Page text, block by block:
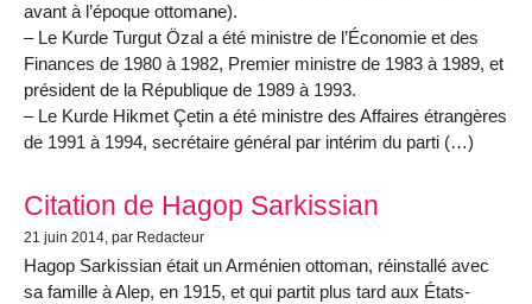
avant à l’époque ottomane).
– Le Kurde Turgut Özal a été ministre de l’Économie et des
Finances de 1980 à 1982, Premier ministre de 1983 à 1989, et
président de la République de 1989 à 1993.
– Le Kurde Hikmet Çetin a été ministre des Affaires étrangères
de 1991 à 1994, secrétaire général par intérim du parti (…)
Citation de Hagop Sarkissian
21 juin 2014, par Redacteur
Hagop Sarkissian était un Arménien ottoman, réinstallé avec
sa famille à Alep, en 1915, et qui partit plus tard aux États-